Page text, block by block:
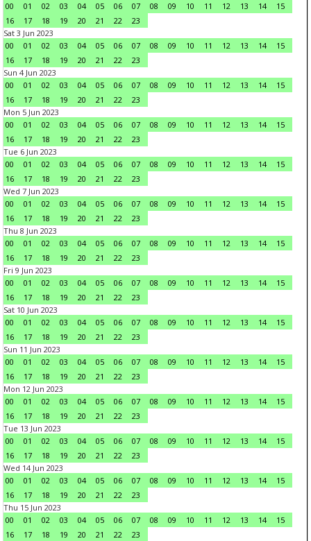
00
01 02 03 04 05 06 07 08 09 10 11 12 13 14
15
16
17 18 19 20 21 22
23
Sat 3 Jun 2023
00
01 02 03 04 05 06 07 08 09 10 11 12 13 14
15
16
17 18 19 20 21 22
23
Sun 4 Jun 2023
00
01 02 03 04 05 06 07 08 09 10 11 12 13 14
15
16
17 18 19 20 21 22
23
Mon 5 Jun 2023
00
01 02 03 04 05 06 07 08 09 10 11 12 13 14
15
16
17 18 19 20 21 22
23
Tue 6 Jun 2023
00
01 02 03 04 05 06 07 08 09 10 11 12 13 14
15
16
17 18 19 20 21 22
23
Wed 7 Jun 2023
00
01 02 03 04 05 06 07 08 09 10 11 12 13 14
15
16
17 18 19 20 21 22
23
Thu 8 Jun 2023
00
01 02 03 04 05 06 07 08 09 10 11 12 13 14
15
16
17 18 19 20 21 22
23
Fri 9 Jun 2023
00
01 02 03 04 05 06 07 08 09 10 11 12 13 14
15
16
17 18 19 20 21 22
23
Sat 10 Jun 2023
00
01 02 03 04 05 06 07 08 09 10 11 12 13 14
15
16
17 18 19 20 21 22
23
Sun 11 Jun 2023
00
01 02 03 04 05 06 07 08 09 10 11 12 13 14
15
16
17 18 19 20 21 22
23
Mon 12 Jun 2023
00
01 02 03 04 05 06 07 08 09 10 11 12 13 14
15
16
17 18 19 20 21 22
23
Tue 13 Jun 2023
00
01 02 03 04 05 06 07 08 09 10 11 12 13 14
15
16
17 18 19 20 21 22
23
Wed 14 Jun 2023
00
01 02 03 04 05 06 07 08 09 10 11 12 13 14
15
16
17 18 19 20 21 22
23
Thu 15 Jun 2023
00
01 02 03 04 05 06 07 08 09 10 11 12 13 14
15
16
17 18 19 20 21 22
23